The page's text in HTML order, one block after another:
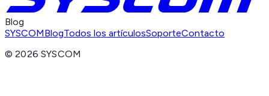
Blog
SYSCOMBlogTodos los artículosSoporteContacto
©2026 SYSCOM